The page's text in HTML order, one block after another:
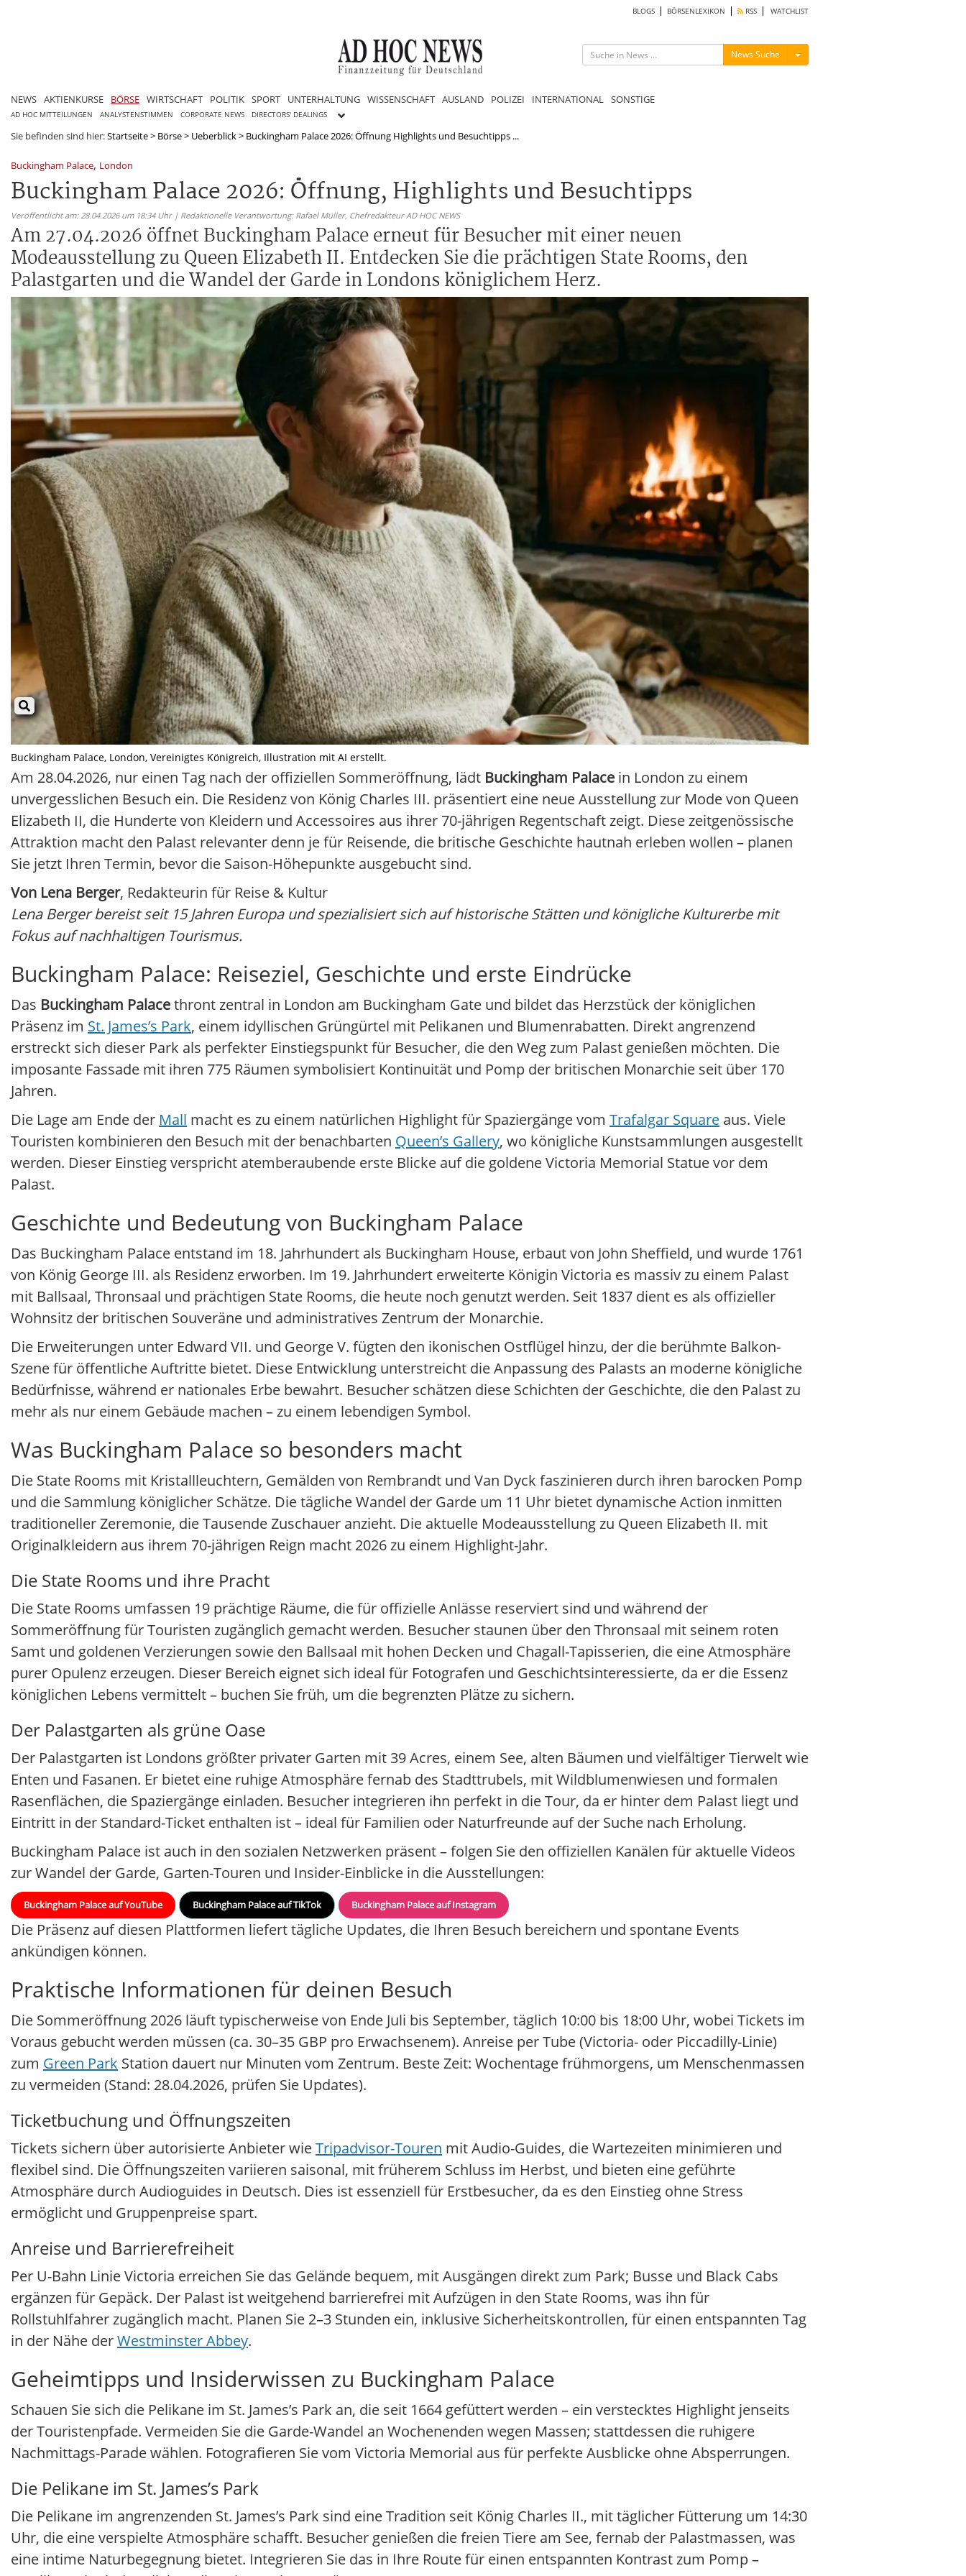
BLOGS BÖRSENLEXIKON RSS WATCHLIST
News Suche Menü ein-/ausblenden
NEWS AKTIENKURSE BÖRSE WIRTSCHAFT POLITIK SPORT UNTERHALTUNG WISSENSCHAFT AUSLAND POLIZEI INTERNATIONAL SONSTIGE
AD HOC MITTEILUNGEN ANALYSTENSTIMMEN CORPORATE NEWS DIRECTORS' DEALINGS
Sie befinden sind hier:Startseite> Börse> Ueberblick> Buckingham Palace 2026: Öffnung Highlights und Besuchtipps ...
Buckingham Palace, London
Buckingham Palace 2026: Öffnung, Highlights und Besuchtipps
Veröffentlicht am: 28.04.2026 um 18:34 Uhr | Redaktionelle Verantwortung: Rafael Müller, Chefredakteur AD HOC NEWS
Am 27.04.2026 öffnet Buckingham Palace erneut für Besucher mit einer neuen
Modeausstellung zu Queen Elizabeth II. Entdecken Sie die prächtigen State Rooms, den
Palastgarten und die Wandel der Garde in Londons königlichem Herz.
Buckingham Palace, London, Vereinigtes Königreich, Illustration mit AI erstellt.
Am 28.04.2026, nur einen Tag nach der offiziellen Sommeröffnung, lädt Buckingham Palace in London zu einem
unvergesslichen Besuch ein. Die Residenz von König Charles III. präsentiert eine neue Ausstellung zur Mode von Queen
Elizabeth II, die Hunderte von Kleidern und Accessoires aus ihrer 70-jährigen Regentschaft zeigt. Diese zeitgenössische
Attraktion macht den Palast relevanter denn je für Reisende, die britische Geschichte hautnah erleben wollen – planen
Sie jetzt Ihren Termin, bevor die Saison-Höhepunkte ausgebucht sind.
Von Lena Berger, Redakteurin für Reise & Kultur
Lena Berger bereist seit 15 Jahren Europa und spezialisiert sich auf historische Stätten und königliche Kulturerbe mit
Fokus auf nachhaltigen Tourismus.
Buckingham Palace: Reiseziel, Geschichte und erste Eindrücke
Das Buckingham Palacethront zentral in London am Buckingham Gate und bildet das Herzstück der königlichen
Präsenz im St. James’s Park, einem idyllischen Grüngürtel mit Pelikanen und Blumenrabatten. Direkt angrenzend
erstreckt sich dieser Park als perfekter Einstiegspunkt für Besucher, die den Weg zum Palast genießen möchten. Die
imposante Fassade mit ihren 775 Räumen symbolisiert Kontinuität und Pomp der britischen Monarchie seit über 170
Jahren.
Die Lage am Ende der Mall macht es zu einem natürlichen Highlight für Spaziergänge vom Trafalgar Square aus. Viele
Touristen kombinieren den Besuch mit der benachbarten Queen’s Gallery, wo königliche Kunstsammlungen ausgestellt
werden. Dieser Einstieg verspricht atemberaubende erste Blicke auf die goldene Victoria Memorial Statue vor dem
Palast.
Geschichte und Bedeutung von Buckingham Palace
Das Buckingham Palace entstand im 18. Jahrhundert als Buckingham House, erbaut von John Sheffield, und wurde 1761
von König George III. als Residenz erworben. Im 19. Jahrhundert erweiterte Königin Victoria es massiv zu einem Palast
mit Ballsaal, Thronsaal und prächtigen State Rooms, die heute noch genutzt werden. Seit 1837 dient es als offizieller
Wohnsitz der britischen Souveräne und administratives Zentrum der Monarchie.
Die Erweiterungen unter Edward VII. und George V. fügten den ikonischen Ostflügel hinzu, der die berühmte Balkon-
Szene für öffentliche Auftritte bietet. Diese Entwicklung unterstreicht die Anpassung des Palasts an moderne königliche
Bedürfnisse, während er nationales Erbe bewahrt. Besucher schätzen diese Schichten der Geschichte, die den Palast zu
mehr als nur einem Gebäude machen – zu einem lebendigen Symbol.
Was Buckingham Palace so besonders macht
Die State Rooms mit Kristallleuchtern, Gemälden von Rembrandt und Van Dyck faszinieren durch ihren barocken Pomp
und die Sammlung königlicher Schätze. Die tägliche Wandel der Garde um 11 Uhr bietet dynamische Action inmitten
traditioneller Zeremonie, die Tausende Zuschauer anzieht. Die aktuelle Modeausstellung zu Queen Elizabeth II. mit
Originalkleidern aus ihrem 70-jährigen Reign macht 2026 zu einem Highlight-Jahr.
Die State Rooms und ihre Pracht
Die State Rooms umfassen 19 prächtige Räume, die für offizielle Anlässe reserviert sind und während der
Sommeröffnung für Touristen zugänglich gemacht werden. Besucher staunen über den Thronsaal mit seinem roten
Samt und goldenen Verzierungen sowie den Ballsaal mit hohen Decken und Chagall-Tapisserien, die eine Atmosphäre
purer Opulenz erzeugen. Dieser Bereich eignet sich ideal für Fotografen und Geschichtsinteressierte, da er die Essenz
königlichen Lebens vermittelt – buchen Sie früh, um die begrenzten Plätze zu sichern.
Der Palastgarten als grüne Oase
Der Palastgarten ist Londons größter privater Garten mit 39 Acres, einem See, alten Bäumen und vielfältiger Tierwelt wie
Enten und Fasanen. Er bietet eine ruhige Atmosphäre fernab des Stadttrubels, mit Wildblumenwiesen und formalen
Rasenflächen, die Spaziergänge einladen. Besucher integrieren ihn perfekt in die Tour, da er hinter dem Palast liegt und
Eintritt in der Standard-Ticket enthalten ist – ideal für Familien oder Naturfreunde auf der Suche nach Erholung.
Buckingham Palace ist auch in den sozialen Netzwerken präsent – folgen Sie den offiziellen Kanälen für aktuelle Videos
zur Wandel der Garde, Garten-Touren und Insider-Einblicke in die Ausstellungen:
Buckingham Palace auf YouTube Buckingham Palace auf TikTok Buckingham Palace auf Instagram
Die Präsenz auf diesen Plattformen liefert tägliche Updates, die Ihren Besuch bereichern und spontane Events
ankündigen können.
Praktische Informationen für deinen Besuch
Die Sommeröffnung 2026 läuft typischerweise von Ende Juli bis September, täglich 10:00 bis 18:00 Uhr, wobei Tickets im
Voraus gebucht werden müssen (ca. 30–35 GBP pro Erwachsenem). Anreise per Tube (Victoria- oder Piccadilly-Linie)
zum Green Park Station dauert nur Minuten vom Zentrum. Beste Zeit: Wochentage frühmorgens, um Menschenmassen
zu vermeiden (Stand: 28.04.2026, prüfen Sie Updates).
Ticketbuchung und Öffnungszeiten
Tickets sichern über autorisierte Anbieter wieTripadvisor-Touren mit Audio-Guides, die Wartezeiten minimieren und
flexibel sind. Die Öffnungszeiten variieren saisonal, mit früherem Schluss im Herbst, und bieten eine geführte
Atmosphäre durch Audioguides in Deutsch. Dies ist essenziell für Erstbesucher, da es den Einstieg ohne Stress
ermöglicht und Gruppenpreise spart.
Anreise und Barrierefreiheit
Per U-Bahn Linie Victoria erreichen Sie das Gelände bequem, mit Ausgängen direkt zum Park; Busse und Black Cabs
ergänzen für Gepäck. Der Palast ist weitgehend barrierefrei mit Aufzügen in den State Rooms, was ihn für
Rollstuhlfahrer zugänglich macht. Planen Sie 2–3 Stunden ein, inklusive Sicherheitskontrollen, für einen entspannten Tag
in der Nähe derWestminster Abbey.
Geheimtipps und Insiderwissen zu Buckingham Palace
Schauen Sie sich die Pelikane im St. James’s Park an, die seit 1664 gefüttert werden – ein verstecktes Highlight jenseits
der Touristenpfade. Vermeiden Sie die Garde-Wandel an Wochenenden wegen Massen; stattdessen die ruhigere
Nachmittags-Parade wählen. Fotografieren Sie vom Victoria Memorial aus für perfekte Ausblicke ohne Absperrungen.
Die Pelikane im St. James’s Park
Die Pelikane im angrenzenden St. James’s Park sind eine Tradition seit König Charles II., mit täglicher Fütterung um 14:30
Uhr, die eine verspielte Atmosphäre schafft. Besucher genießen die freien Tiere am See, fernab der Palastmassen, was
eine intime Naturbegegnung bietet. Integrieren Sie das in Ihre Route für einen entspannten Kontrast zum Pomp –